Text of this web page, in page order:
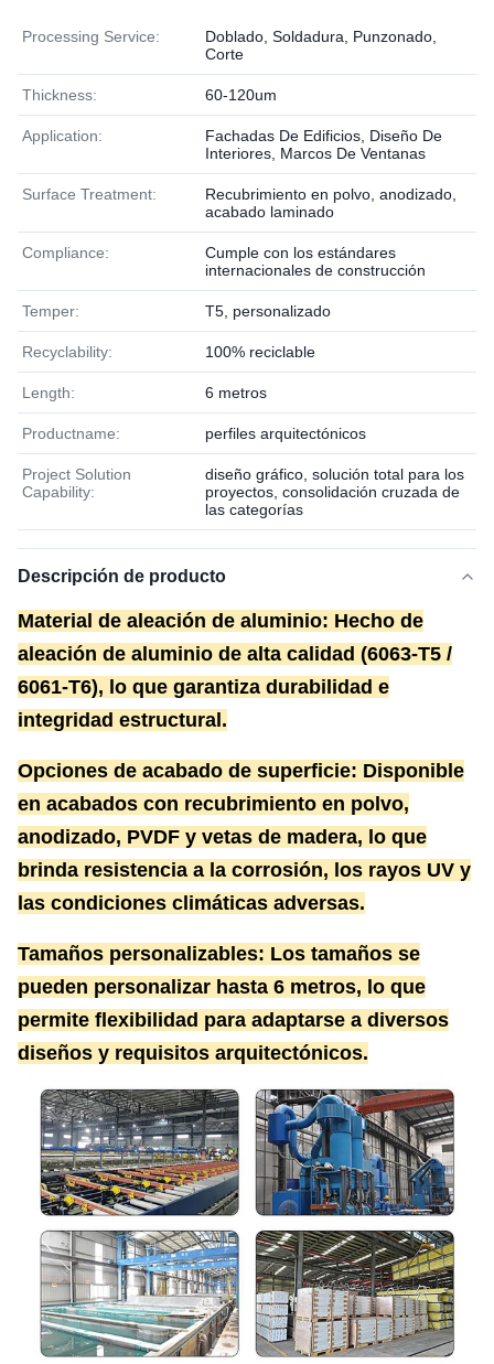
Processing Service:
Doblado, Soldadura, Punzonado,
Corte
Thickness: 60-120um
Application:
Fachadas De Edificios, Diseño De
Interiores, Marcos De Ventanas
Surface Treatment:
Recubrimiento en polvo, anodizado,
acabado laminado
Compliance:
Cumple con los estándares
internacionales de construcción
Temper: T5, personalizado
Recyclability: 100% reciclable
Length: 6 metros
Productname: perfiles arquitectónicos
Project Solution
Capability:
diseño gráfico, solución total para los
proyectos, consolidación cruzada de
las categorías
Descripción de producto
Material de aleación de aluminio: Hecho de
aleación de aluminio de alta calidad (6063-T5 /
6061-T6), lo que garantiza durabilidad e
integridad estructural.
Opciones de acabado de superficie: Disponible
en acabados con recubrimiento en polvo,
anodizado, PVDF y vetas de madera, lo que
brinda resistencia a la corrosión, los rayos UV y
las condiciones climáticas adversas.
Tamaños personalizables: Los tamaños se
pueden personalizar hasta 6 metros, lo que
permite flexibilidad para adaptarse a diversos
diseños y requisitos arquitectónicos.